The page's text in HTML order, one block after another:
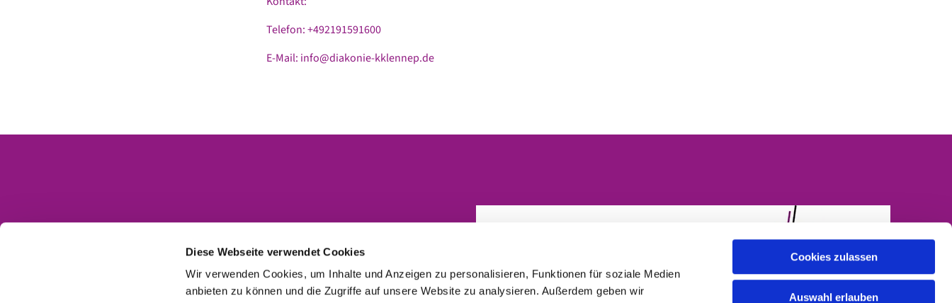
Diese Webseite verwendet Cookies
Wir verwenden Cookies, um Inhalte und Anzeigen zu personalisieren, Funktionen für soziale Medien
anbieten zu können und die Zugriffe auf unsere Website zu analysieren. Außerdem geben wir
Cookies zulassen
Auswahl erlauben
Telefon: +492191591600
E-Mail: info@diakonie-kklennep.de
Kontakt
Datenschutzerklärung
Barrierefreiheitserklärung